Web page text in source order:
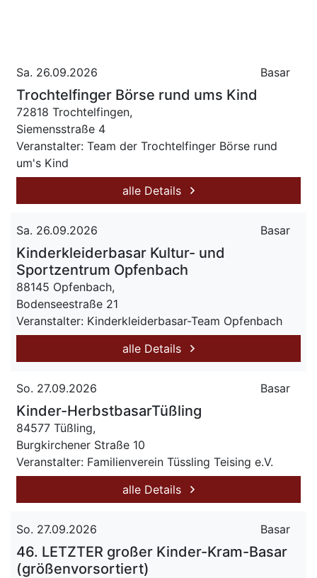
Sa. 26.09.2026 Basar
Trochtelfinger Börse rund ums Kind
72818 Trochtelfingen,
Siemensstraße 4
Veranstalter: Team der Trochtelfinger Börse rund
um's Kind
alle Details
Sa. 26.09.2026 Basar
Kinderkleiderbasar Kultur- und
Sportzentrum Opfenbach
88145 Opfenbach,
Bodenseestraße 21
Veranstalter: Kinderkleiderbasar-Team Opfenbach
alle Details
So. 27.09.2026 Basar
Kinder-HerbstbasarTüßling
84577 Tüßling,
Burgkirchener Straße 10
Veranstalter: Familienverein Tüssling Teising e.V.
alle Details
So. 27.09.2026 Basar
46. LETZTER großer Kinder-Kram-Basar
(größenvorsortiert)